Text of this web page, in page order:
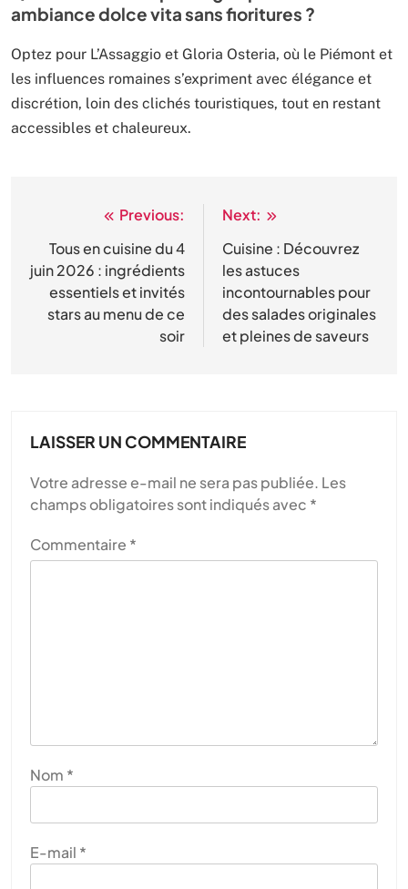
ambiance dolce vita sans fioritures ?
Optez pour L’Assaggio et Gloria Osteria, où le Piémont et
les influences romaines s’expriment avec élégance et
discrétion, loin des clichés touristiques, tout en restant
accessibles et chaleureux.
Navigation
de
l’article
Previous:
Tous en cuisine du 4
juin 2026 : ingrédients
essentiels et invités
stars au menu de ce
soir
Next:
Cuisine : Découvrez
les astuces
incontournables pour
des salades originales
et pleines de saveurs
LAISSER UN COMMENTAIRE
Votre adresse e-mail ne sera pas publiée. Les
champs obligatoires sont indiqués avec *
Commentaire *
Nom *
E-mail *